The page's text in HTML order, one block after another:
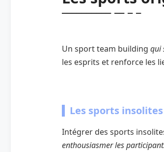
Un sport team building qui
les esprits et renforce les
Les sports
Intégrer des sports
enthousiasmer les